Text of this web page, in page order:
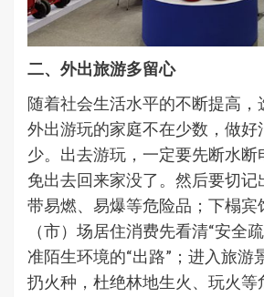
二、外出旅游多留心
随着社会生活水平的不断提高，
外出游玩的家庭不在少数，做好
少。出去游玩，一定要先断水断
免出去回来家没了。然后要切记
带易燃、易爆等危险品；下榻宾
（市）场居住消费先看清“安全
准陌生环境的“出路”；进入旅游
扔火种，杜绝林地生火、玩火等